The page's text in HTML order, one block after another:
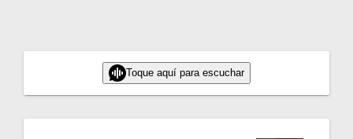
Toque aquí para escuchar